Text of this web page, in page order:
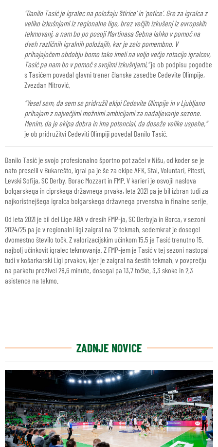
“Danilo Tasić je igralec na položaju ‘štirice’ in ‘petice’. Gre za igralca z
veliko izkušnjami iz regionalne lige, brez večjih izkušenj iz evropskih
tekmovanj, a nam bo po posoji Martinasa Gebna lahko v pomoč na
dveh različnih igralnih položajih, kar je zelo pomembno. V
prihajajočem obdobju bomo tako imeli na voljo večjo rotacijo igralcev,
Tasić pa nam bo v pomoč s svojimi izkušnjami,”je ob podpisu pogodbe
s Tasićem povedal glavni trener članske zasedbe Cedevite Olimpije,
Zvezdan Mitrović.
“Vesel sem, da sem se pridružil ekipi Cedevite Olimpije in v Ljubljano
prihajam z največjimi možnimi ambicijami za nadaljevanje sezone.
Menim, da je ekipa dobra in ima potencial, da doseže velike uspehe,”
je ob pridružitvi Cedeviti Olimpiji povedal Danilo Tasić.
Danilo Tasić je svojo profesionalno športno pot začel v Nišu, od koder se je
nato preselil v Bukarešto, igral pa je še za ekipe AEK, Stal, Voluntari, Pitesti,
Levski Sofija, SC Derby, Borac Mozzart in FMP. V karieri je osvojil naslova
bolgarskega in ciprskega državnega prvaka, leta 2021 pa je bil izbran tudi za
najkoristnejšega igralca bolgarskega državnega prvenstva in finalne serije.
Od leta 2021 je bil del Lige ABA v dresih FMP-ja, SC Derbyja in Borca, v sezoni
2024/25 pa je v regionalni ligi zaigral na 12 tekmah, sedemkrat je dosegel
dvomestno število točk. Z valorizacijskim učinkom 15,5 je Tasić trenutno 15.
najbolj učinkovit igralec tekmovanja. Z FMP-jem je Tasić v tej sezoni nastopal
tudi v košarkarski Ligi prvakov, kjer je zaigral na šestih tekmah, v povprečju
na parketu preživel 28,6 minute, dosegal pa 13,7 točke, 3,3 skoke in 2,3
asistence na tekmo.
ZADNJE NOVICE